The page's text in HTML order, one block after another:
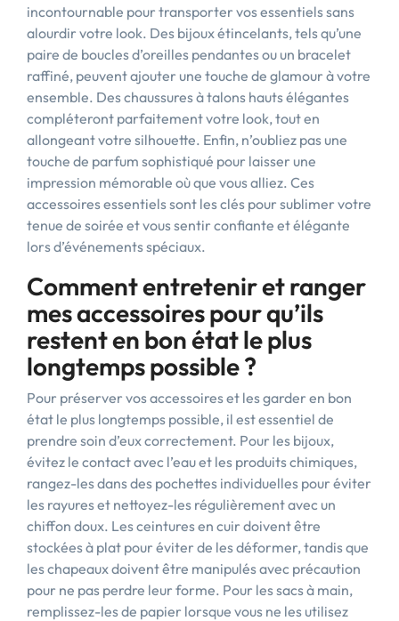
incontournable pour transporter vos essentiels sans
alourdir votre look. Des bijoux étincelants, tels qu’une
paire de boucles d’oreilles pendantes ou un bracelet
raffiné, peuvent ajouter une touche de glamour à votre
ensemble. Des chaussures à talons hauts élégantes
compléteront parfaitement votre look, tout en
allongeant votre silhouette. Enfin, n’oubliez pas une
touche de parfum sophistiqué pour laisser une
impression mémorable où que vous alliez. Ces
accessoires essentiels sont les clés pour sublimer votre
tenue de soirée et vous sentir confiante et élégante
lors d’événements spéciaux.
Comment entretenir et ranger
mes accessoires pour qu’ils
restent en bon état le plus
longtemps possible ?
Pour préserver vos accessoires et les garder en bon
état le plus longtemps possible, il est essentiel de
prendre soin d’eux correctement. Pour les bijoux,
évitez le contact avec l’eau et les produits chimiques,
rangez-les dans des pochettes individuelles pour éviter
les rayures et nettoyez-les régulièrement avec un
chiffon doux. Les ceintures en cuir doivent être
stockées à plat pour éviter de les déformer, tandis que
les chapeaux doivent être manipulés avec précaution
pour ne pas perdre leur forme. Pour les sacs à main,
remplissez-les de papier lorsque vous ne les utilisez